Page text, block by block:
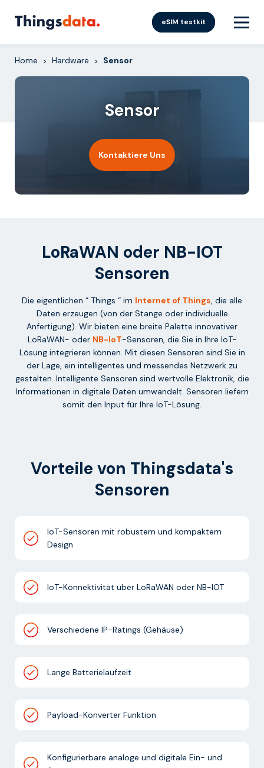
eSIM testkit
Home > Hardware > Sensor
Sensor
Kontaktiere Uns
LoRaWAN oder NB-IOT
Sensoren
Die eigentlichen “ Things “ im Internet of Things, die alle
Daten erzeugen (von der Stange oder individuelle
Anfertigung). Wir bieten eine breite Palette innovativer
LoRaWAN- oder NB-IoT-Sensoren, die Sie in Ihre IoT-
Lösung integrieren können. Mit diesen Sensoren sind Sie in
der Lage, ein intelligentes und messendes Netzwerk zu
gestalten. Intelligente Sensoren sind wertvolle Elektronik, die
Informationen in digitale Daten umwandelt. Sensoren liefern
somit den Input für Ihre IoT-Lösung.
Vorteile von Thingsdata's
Sensoren
IoT-Sensoren mit robustem und kompaktem
Design
IoT-Konnektivität über LoRaWAN oder NB-IOT
Verschiedene IP-Ratings (Gehäuse)
Lange Batterielaufzeit
Payload-Konverter Funktion
Konfigurierbare analoge und digitale Ein- und